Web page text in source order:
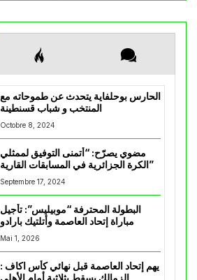
الحارس بوحلفاية يتحدث عن طموحاته مع
المنتخب و شباب قسنطينة
Octobre 8, 2024
مضوي يصرّح: “أتمنى التوفيق لممثلي
الكرة الجزائرية في المسابقات القارية”
Septembre 17, 2024
البطولة المحترفة “موبيليس”: تأجيل
مباراة إتحاد العاصمة وأتلتيك بارادو
Mai 1, 2026
يهم إتحاد العاصمة قبل نهائي كأس اكاف :